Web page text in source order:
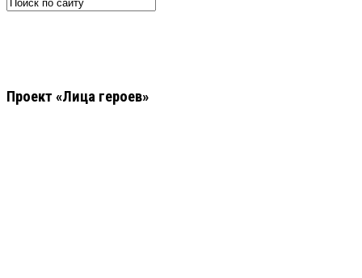
Проект «Лица героев»